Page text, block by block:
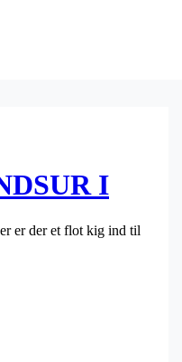
I
er der et flot kig ind til